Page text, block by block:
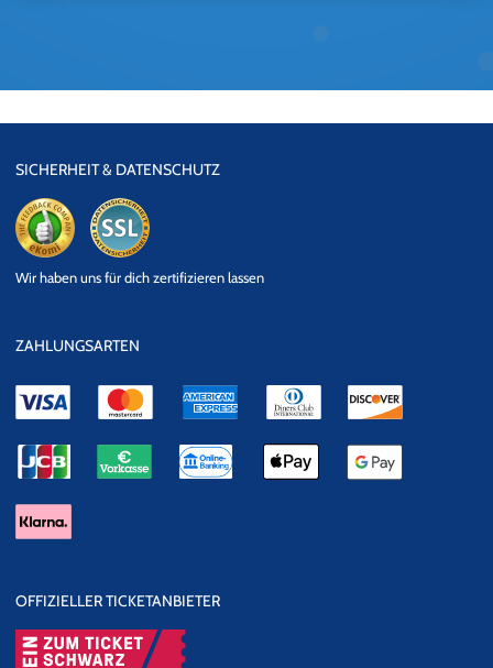
SICHERHEIT & DATENSCHUTZ
Datensicherheit
Wir haben uns für dich zertifizieren lassen
ZAHLUNGSARTEN
OFFIZIELLER TICKETANBIETER